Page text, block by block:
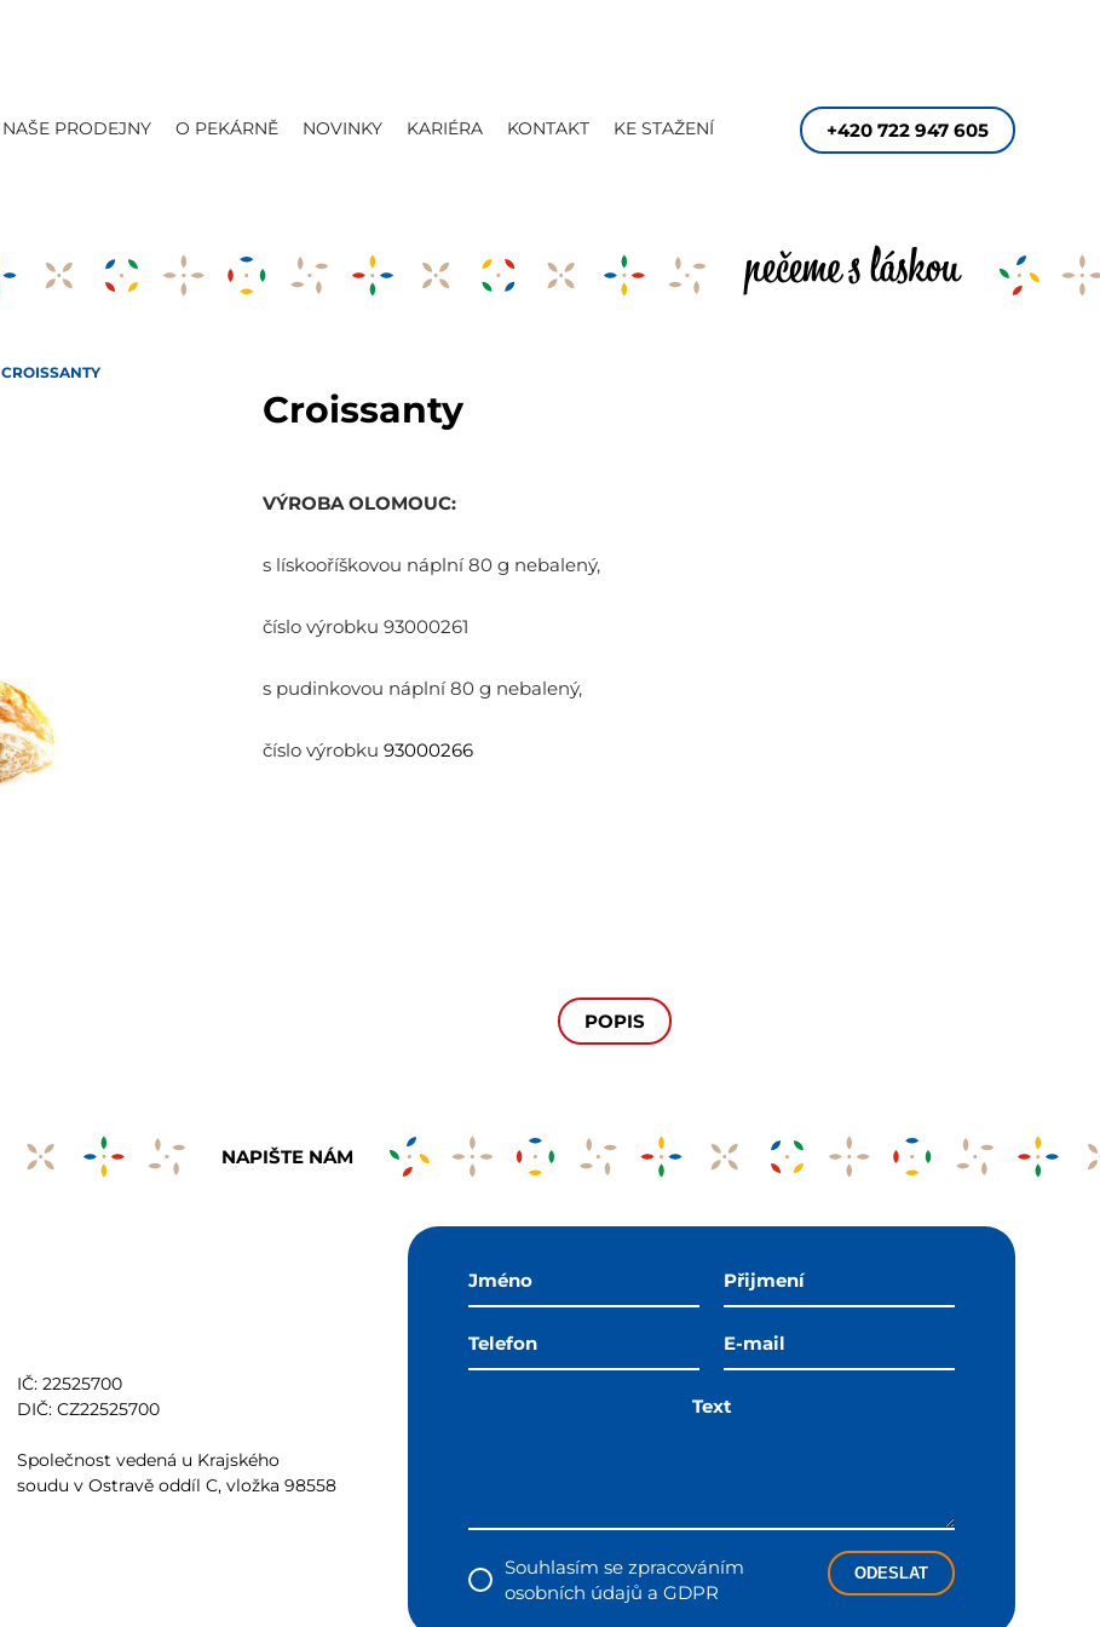
+420 722 947 605
NAŠE PRODEJNY O PEKÁRNĚ NOVINKY KARIÉRA KONTAKT KE STAŽENÍ
CROISSANTY
Croissanty
VÝROBAOLOMOUC:
s lískooříškovou náplní 80 g nebalený,
číslo výrobku 93000261
s pudinkovou náplní80 g nebalený,
číslo výrobku 93000266
POPIS
NAPIŠTE NÁM
IČ: 22525700
DIČ: CZ22525700
Společnost vedená u Krajského
soudu v Ostravě oddíl C, vložka 98558
Souhlasím se zpracováním
osobních údajů a GDPR
ODESLAT